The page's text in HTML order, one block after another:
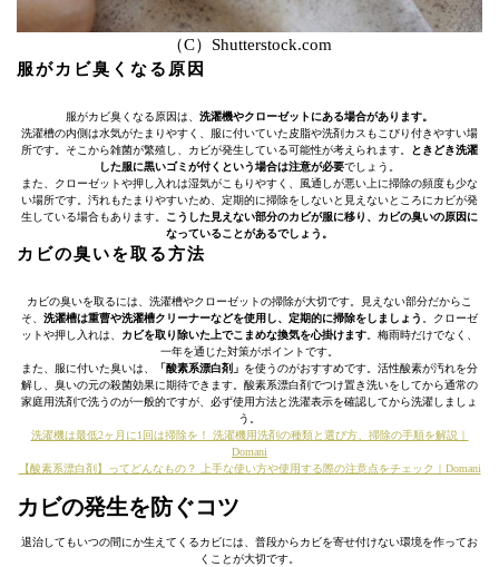
（C）Shutterstock.com
服がカビ臭くなる原因
服がカビ臭くなる原因は、 洗濯機やクローゼットにある場合があります。
洗濯槽の内側は水気がたまりやすく、服に付いていた皮脂や洗剤カスもこびり付きやすい場
所です。そこから雑菌が繁殖し、カビが発生している可能性が考えられます。 ときどき洗濯
した服に黒いゴミが付くという場合は注意が必要でしょう。
また、クローゼットや押し入れは湿気がこもりやすく、風通しが悪い上に掃除の頻度も少な
い場所です。汚れもたまりやすいため、定期的に掃除をしないと見えないところにカビが発
生している場合もあります。 こうした見えない部分のカビが服に移り、カビの臭いの原因に
なっていることがあるでしょう。
カビの臭いを取る方法
カビの臭いを取るには、洗濯槽やクローゼットの掃除が大切です。見えない部分だからこ
そ、 洗濯槽は重曹や洗濯槽クリーナーなどを使用し、定期的に掃除をしましょう
。クローゼ
ットや押し入れは、 カビを取り除いた上でこまめな換気を心掛けます 。梅雨時だけでなく、
一年を通じた対策がポイントです。
また、服に付いた臭いは、
「酸素系漂白剤」 を使うのがおすすめです。活性酸素が汚れを分
解し、臭いの元の殺菌効果に期待できます。酸素系漂白剤でつけ置き洗いをしてから通常の
家庭用洗剤で洗うのが一般的ですが、必ず使用方法と洗濯表示を確認してから洗濯しましょ
う。
洗濯機は最低2ヶ月に1回は掃除を！ 洗濯機用洗剤の種類と選び方、掃除の手順を解説｜
Domani
【酸素系漂白剤】ってどんなもの？ 上手な使い方や使用する際の注意点をチェック｜Domani
カビの発生を防ぐコツ
退治してもいつの間にか生えてくるカビには、普段からカビを寄せ付けない環境を作ってお
くことが大切です。